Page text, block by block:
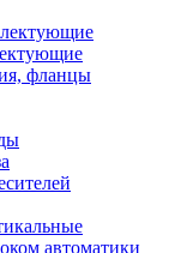
фланцы
автоматики